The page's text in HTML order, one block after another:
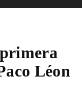
Léon